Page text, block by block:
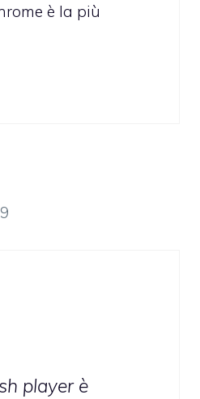
è la più
player è